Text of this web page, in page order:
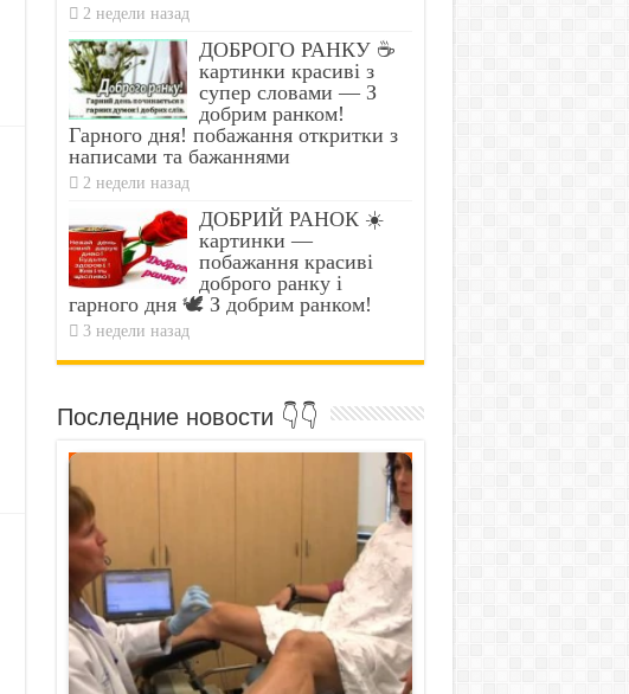
2 недели назад
ДОБРОГО РАНКУ ☕
картинки красиві з
супер словами — З
добрим ранком!
Гарного дня! побажання откритки з
написами та бажаннями
2 недели назад
ДОБРИЙ РАНОК ☀️
картинки —
побажання красиві
доброго ранку і
гарного дня 🕊️ З добрим ранком!
3 недели назад
Последние новости 👇👇